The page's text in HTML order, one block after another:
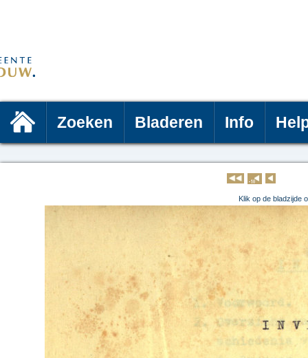
Zoeken Bladeren Info
Klik op de bladzijde